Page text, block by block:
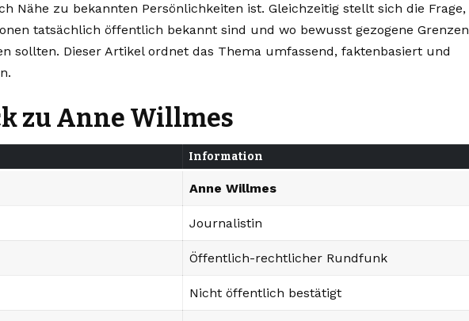
Nähe zu bekannten Persönlichkeiten ist. Gleichzeitig stellt sich die Frage,
tatsächlich öffentlich bekannt sind und wo bewusst gezogene Grenzen
sollten. Dieser Artikel ordnet das Thema umfassend, faktenbasiert und
zu Anne Willmes
Information
Anne Willmes
Journalistin
Öffentlich-rechtlicher Rundfunk
Nicht öffentlich bestätigt